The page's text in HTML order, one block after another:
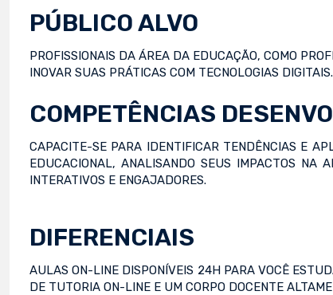
PÚBLICO ALVO
PROFISSIONAIS DA ÁREA DA EDUCAÇÃO, COMO
INOVAR SUAS PRÁTICAS COM TECNOLOGIAS DIGITAIS.
COMPETÊNCIAS
CAPACITE-SE PARA IDENTIFICAR TENDÊNCIAS E
EDUCACIONAL, ANALISANDO SEUS IMPACTOS NA
INTERATIVOS E ENGAJADORES.
DIFERENCIAIS
AULAS ON-LINE DISPONÍVEIS 24H PARA VOCÊ
DE TUTORIA ON-LINE E UM CORPO DOCENTE